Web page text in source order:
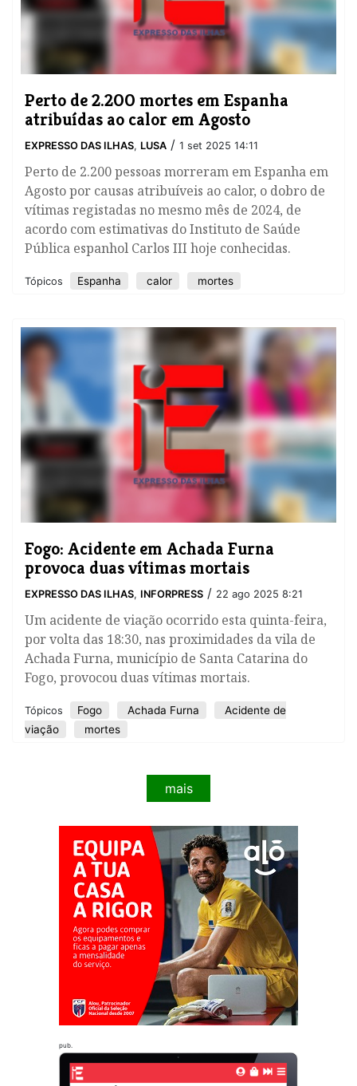
Perto de 2.200 mortes em Espanha
atribuídas ao calor em Agosto
EXPRESSO DAS ILHAS, LUSA / 1 set 2025 14:11
Perto de 2.200 pessoas morreram em Espanha em
Agosto por causas atribuíveis ao calor, o dobro de
vítimas registadas no mesmo mês de 2024, de
acordo com estimativas do Instituto de Saúde
Pública espanhol Carlos III hoje conhecidas.
Tópicos Espanha calor mortes
Fogo: Acidente em Achada Furna
provoca duas vítimas mortais
EXPRESSO DAS ILHAS, INFORPRESS / 22 ago 2025 8:21
Um acidente de viação ocorrido esta quinta-feira,
por volta das 18:30, nas proximidades da vila de
Achada Furna, município de Santa Catarina do
Fogo, provocou duas vítimas mortais.
Tópicos Fogo Achada Furna
Acidente de
viação
mortes
mais
pub.